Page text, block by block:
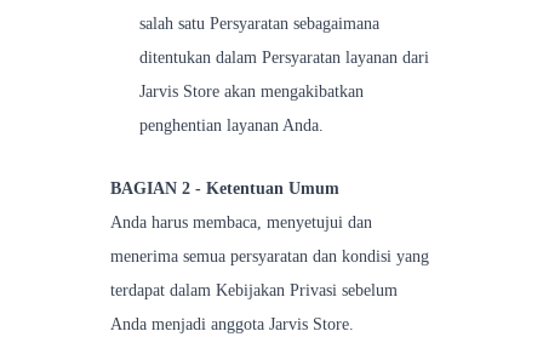
salah satu Persyaratan sebagaimana
ditentukan dalam Persyaratan layanan dari
Jarvis Store akan mengakibatkan
penghentian layanan Anda.
BAGIAN 2 - Ketentuan Umum
Anda harus membaca, menyetujui dan
menerima semua persyaratan dan kondisi yang
terdapat dalam Kebijakan Privasi sebelum
Anda menjadi anggota Jarvis Store.